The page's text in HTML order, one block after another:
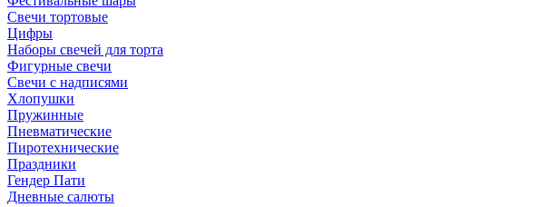
Свечи тортовые
Цифры
Наборы свечей для торта
Фигурные свечи
Свечи с надписями
Хлопушки
Пружинные
Пневматические
Пиротехнические
Праздники
Гендер Пати
Дневные салюты